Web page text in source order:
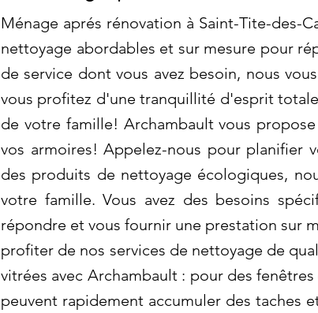
Ménage aprés rénovation à Saint-Tite-des-
nettoyage abordables et sur mesure pour
de service dont vous avez besoin, nous
vous profitez d'une tranquillité d'esprit
de votre famille! Archambault vous
vos armoires! Appelez-nous pour planifier
des produits de nettoyage écologiques,
votre famille. Vous avez des besoins
répondre et vous fournir une prestation sur
profiter de nos services de nettoyage de
vitrées avec Archambault : pour des
peuvent rapidement accumuler des taches